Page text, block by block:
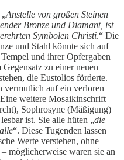
Anstelle von großen Steinen
Bronze und Diamant, ist
Symbolen Christi.“ Die
und Stahl könnte sich auf
und ihrer Opfergaben
zu einer neuen
die Eustolios förderte.
vermutlich auf ein verloren
weitere Mosaikinschrift
Sophrosyne (Mäßigung)
ist. Sie alle hüten „die
“. Diese Tugenden lassen
Werte verstehen, ohne
möglicherweise waren sie an